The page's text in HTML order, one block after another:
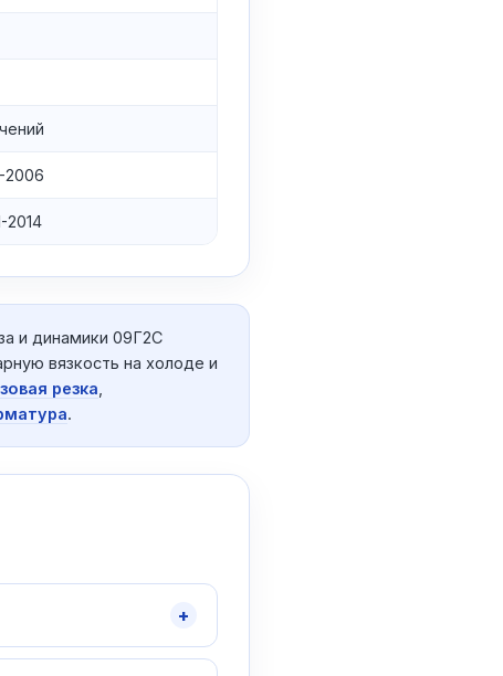
2014
и динамики 09Г2С
вязкость на холоде и
резка
.
+